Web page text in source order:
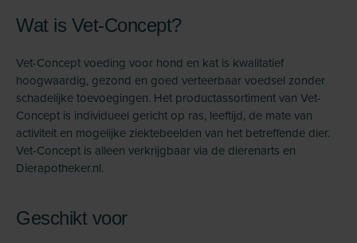
Wat is Vet-Concept?
Vet-Concept voeding voor hond en kat is kwalitatief
hoogwaardig, gezond en goed verteerbaar voedsel zonder
schadelijke toevoegingen. Het productassortiment van Vet-
Concept is individueel gericht op ras, leeftijd, de mate van
activiteit en mogelijke ziektebeelden van het betreffende dier.
Vet-Concept is alleen verkrijgbaar via de dierenarts en
Dierapotheker.nl.
Geschikt voor